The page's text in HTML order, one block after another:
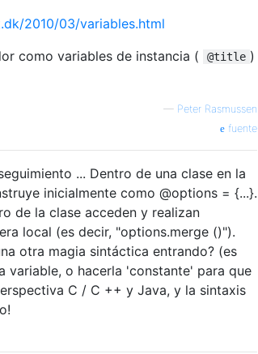
2010/03/variables.html
como variables de instancia (
@title )
— Peter Rasmussen
fuente
... Dentro de una clase en la
inicialmente como @options = {...}.
de la clase acceden y realizan
local (es decir, "options.merge ()").
otra magia sintáctica entrando? (es
variable, o hacerla 'constante' para que
C / C ++ y Java, y la sintaxis